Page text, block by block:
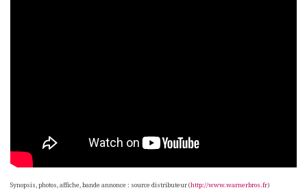
Synopsis, photos, affiche, bande annonce : source distributeur (http://www.warnerbros.fr)